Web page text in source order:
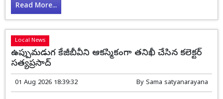
Read More...
Local News
ఉప్పుమడుగ కేజీబీవీని ఆకస్మికంగా తనిఖీ చేసిన కలెక్టర్
సత్యప్రసాద్
01 Aug 2026 18:39:32 By Sama satyanarayana